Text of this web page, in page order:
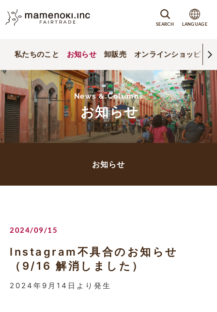
SEARCH LANGUAGE
私たちのこと お知らせ 卸販売 オンラインショッピング
News & Columns
お知らせ
お知らせ
2024/09/15
Instagram不具合のお知らせ
（9/16 解消しました）
2024年9月14日より発生